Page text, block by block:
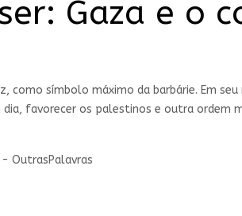
Gaza e o
como símbolo máximo da barbárie. Em
favorecer os palestinos e outra ordem
- OutrasPalavras